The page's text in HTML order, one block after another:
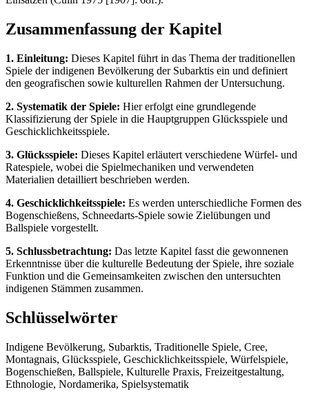
Zusammenfassung der Kapitel
1. Einleitung: Dieses Kapitel führt in das Thema der traditionellen
Spiele der indigenen Bevölkerung der Subarktis ein und definiert
den geografischen sowie kulturellen Rahmen der Untersuchung.
2. Systematik der Spiele: Hier erfolgt eine grundlegende
Klassifizierung der Spiele in die Hauptgruppen Glücksspiele und
Geschicklichkeitsspiele.
3. Glücksspiele: Dieses Kapitel erläutert verschiedene Würfel- und
Ratespiele, wobei die Spielmechaniken und verwendeten
Materialien detailliert beschrieben werden.
4. Geschicklichkeitsspiele: Es werden unterschiedliche Formen des
Bogenschießens, Schneedarts-Spiele sowie Zielübungen und
Ballspiele vorgestellt.
5. Schlussbetrachtung: Das letzte Kapitel fasst die gewonnenen
Erkenntnisse über die kulturelle Bedeutung der Spiele, ihre soziale
Funktion und die Gemeinsamkeiten zwischen den untersuchten
indigenen Stämmen zusammen.
Schlüsselwörter
Indigene Bevölkerung, Subarktis, Traditionelle Spiele, Cree,
Montagnais, Glücksspiele, Geschicklichkeitsspiele, Würfelspiele,
Bogenschießen, Ballspiele, Kulturelle Praxis, Freizeitgestaltung,
Ethnologie, Nordamerika, Spielsystematik